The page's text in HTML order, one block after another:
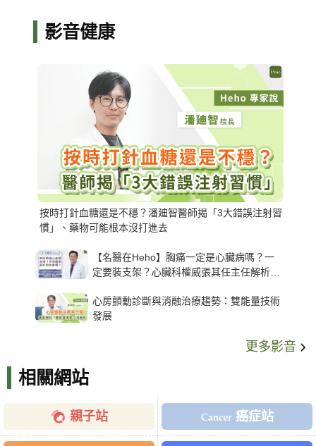
影音健康
按時打針血糖還是不穩？潘廸智醫師揭「3大錯誤注射習
慣」、藥物可能根本沒打進去
【名醫在Heho】胸痛一定是心臟病嗎？一
定要裝支架？心臟科權威張其任主任解析支
心房顫動診斷與消融治療趨勢：雙能量技術
發展
更多影音
相關網站
親子站 癌症站